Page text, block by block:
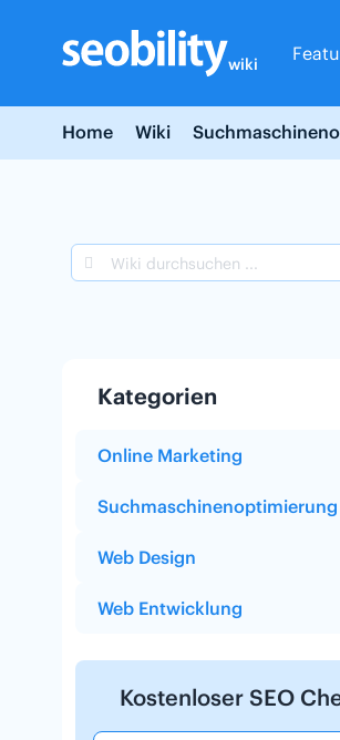
content
wiki
Home Wiki
Kategorien
Online Marketing
Suchmaschinenoptimierung
Web Design
Web Entwicklung
Kostenloser SEO